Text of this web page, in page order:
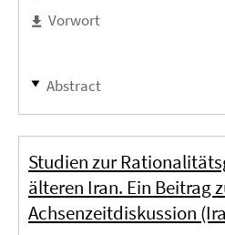
Vorwort
Abstract
Studien zur
älteren Iran. Ein Beitrag
Achsenzeitdiskussion